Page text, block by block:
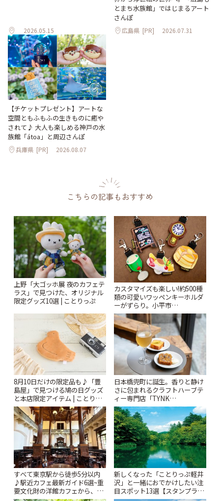
2026.05.15
とまち水族館」ではじまるアート
さんぽ
広島県 [PR] 2026.07.31
【チケットプレゼント】アートな
空間ともふもふの生きものに癒や
されて♪ 大人も楽しめる神戸の水
族館「átoa」と周辺さんぽ
兵庫県 [PR] 2026.08.07
こちらの記事もおすすめ
上野「大ゴッホ展 夜のカフェテ
ラス」で見つけた、オリジナル
限定グッズ10選 | ことりっぷ
カスタマイズも楽しい!約500種
類の可愛いワッペンキーホルダ
ーがずらり。小平市
「Kimamaya T&K」 | ことりっ
ぷ
8月10日だけの限定品も♪「豊
島屋」で見つける鳩の日グッズ
と本店限定アイテム | ことりっ
ぷ
日本橋兜町に誕生。香りと静け
さに包まれるクラフトハーブテ
ィー専門店「TYNK
Kabutocho」 | ことりっぷ
すべて東京駅から徒歩5分以内
♪駅近カフェ最新ガイド6選~重
要文化財の洋館カフェから、改
札すぐのレトロ喫茶まで~ | こと
新しくなった「ことりっぷ軽井
沢」と一緒におでかけしたい注
目スポット13選【スタンプラリ
ー開催中】 | ことりっぷ